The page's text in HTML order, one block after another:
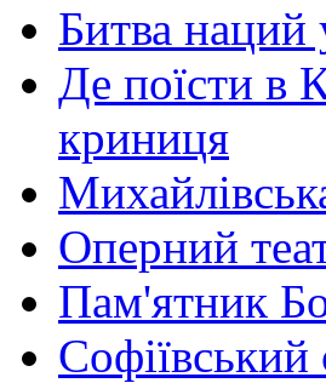
Битва наций
Де поїсти в
криниця
Оперний
Пам'ятник